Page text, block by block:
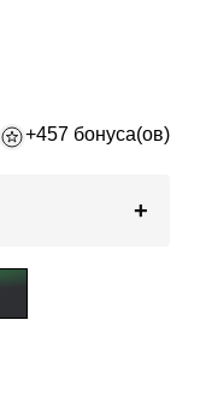
+457 бонуса(ов)
+